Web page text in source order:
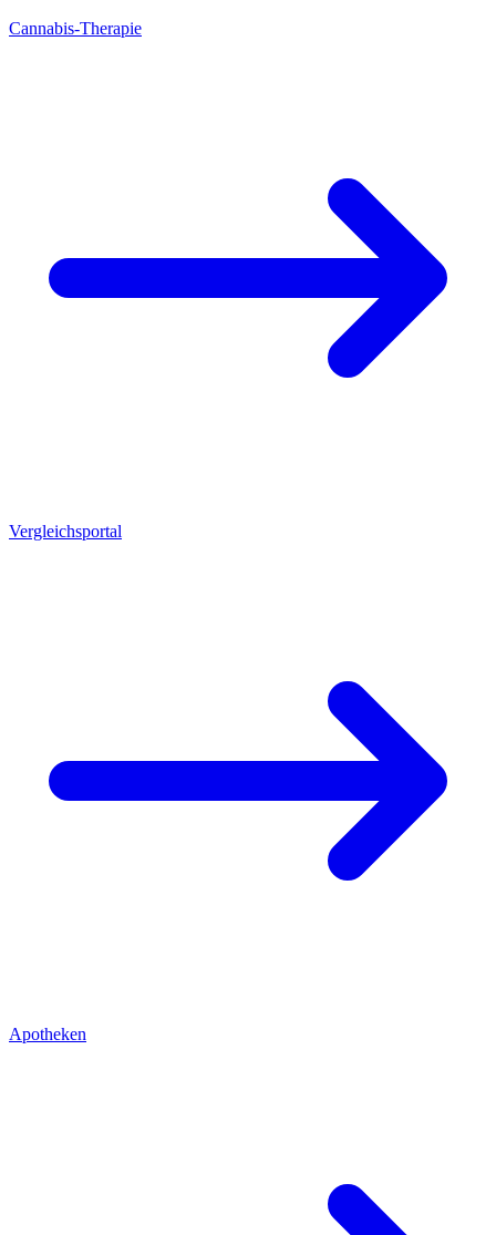
Cannabis-Therapie
Vergleichsportal
Apotheken